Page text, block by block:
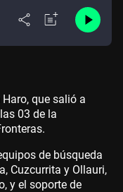
que salió a
03 de la
de búsqueda
Cuzcurrita y Ollauri,
y el soporte de